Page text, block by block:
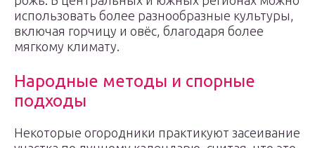
использовать более разнообразные культуры,
включая горчицу и овёс, благодаря более
мягкому климату.
Народные методы и спорные
подходы
Некоторые огородники практикуют засеивание